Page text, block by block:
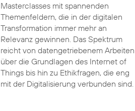
Masterclasses mit spannenden
Themenfeldern, die in der digitalen
Transformation immer mehr an
Relevanz gewinnen. Das Spektrum
reicht von datengetriebenem Arbeiten
über die Grundlagen des Internet of
Things bis hin zu Ethikfragen, die eng
mit der Digitalisierung verbunden sind.